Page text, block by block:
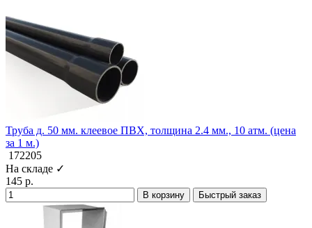
Труба д. 50 мм. клеевое ПВХ, толщина 2.4 мм., 10 атм. (цена
за 1 м.)
172205
На складе ✓
145 р.
В корзину Быстрый заказ